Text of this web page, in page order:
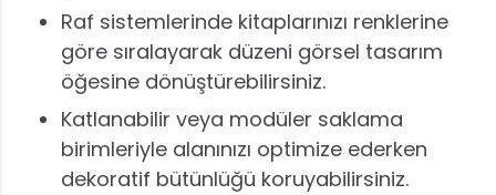
Raf sistemlerinde kitaplarınızı renklerine
göre sıralayarak düzeni görsel tasarım
öğesine dönüştürebilirsiniz.
Katlanabilir veya modüler saklama
birimleriyle alanınızı optimize ederken
dekoratif bütünlüğü koruyabilirsiniz.